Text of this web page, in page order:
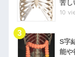
苦し
10
S字
能や